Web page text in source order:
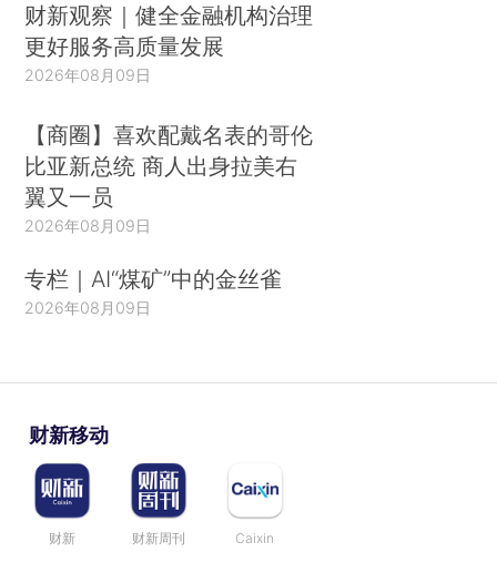
财新观察｜健全金融机构治理
更好服务高质量发展
2026年08月09日
【商圈】喜欢配戴名表的哥伦
比亚新总统 商人出身拉美右
翼又一员
2026年08月09日
专栏｜AI“煤矿”中的金丝雀
2026年08月09日
财新移动
财新 财新周刊 Caixin